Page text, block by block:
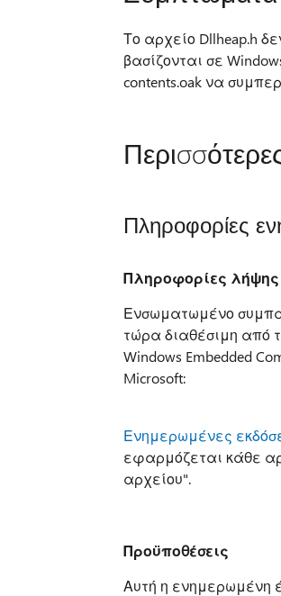
Το αρχείο Dllheap.h
βασίζονται σε
contents.oak να
Πληροφορίες
Πληροφορίες λήψης
Ενσωματωμένο
τώρα διαθέσιμη από
Windows Embedded
Microsoft:
Ενημερωμένες
εφαρμόζεται κάθε
αρχείου".
Προϋποθέσεις
Αυτή η ενημερωμένη